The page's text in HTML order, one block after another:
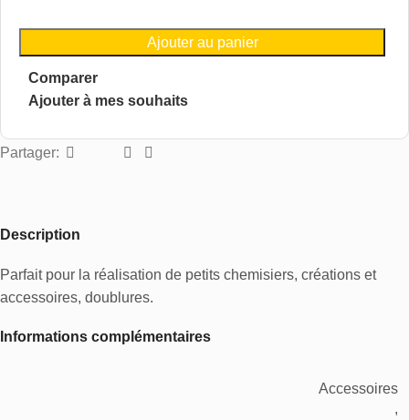
Ajouter au panier
Comparer
Ajouter à mes souhaits
Partager:
Description
Parfait pour la réalisation de petits chemisiers, créations et
accessoires, doublures.
Informations complémentaires
Accessoires
,